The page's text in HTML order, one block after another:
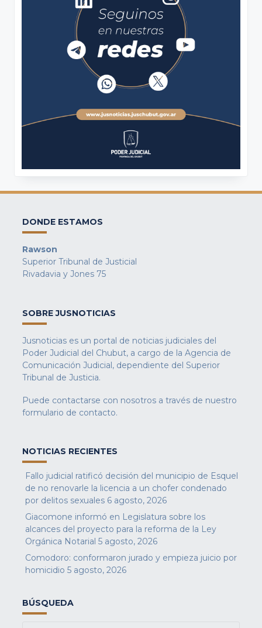
DONDE ESTAMOS
Rawson
Superior Tribunal de Justicial
Rivadavia y Jones 75
SOBRE JUSNOTICIAS
Jusnoticias es un portal de noticias judiciales del
Poder Judicial del Chubut, a cargo de la Agencia de
Comunicación Judicial, dependiente del Superior
Tribunal de Justicia.
Puede contactarse con nosotros a través de nuestro
formulario de contacto.
NOTICIAS RECIENTES
Fallo judicial ratificó decisión del municipio de Esquel
de no renovarle la licencia a un chofer condenado
por delitos sexuales 6 agosto, 2026
Giacomone informó en Legislatura sobre los
alcances del proyecto para la reforma de la Ley
Orgánica Notarial 5 agosto, 2026
Comodoro: conformaron jurado y empieza juicio por
homicidio 5 agosto, 2026
BÚSQUEDA